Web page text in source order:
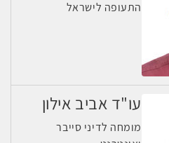
התעופה לישראל
עו"ד אביב אילון
מומחה לדיני סייבר